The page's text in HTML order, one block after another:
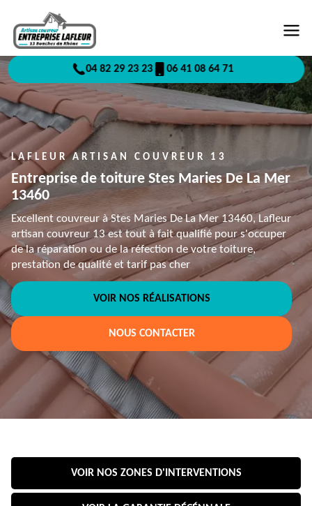
04 82 29 23 23 06 41 08 64 71
LAFLEUR ARTISAN COUVREUR 13
Entreprise de toiture Stes Maries De La Mer
13460
Excellent couvreur à Stes Maries De La Mer 13460, Lafleur
artisan couvreur 13 est tout à fait qualifié pour s'occuper
de la réparation ou de la réfection de votre toiture,
prestation de qualité et tarif pas cher
VOIR NOS RÉALISATIONS
NOUS CONTACTER
VOIR NOS ZONES D'INTERVENTIONS